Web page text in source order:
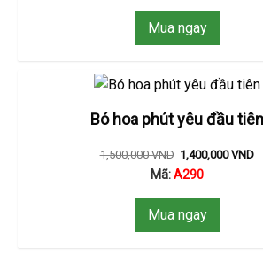
Mua ngay
Bó hoa phút yêu đầu tiên
1,500,000VND 1,400,000VND
Mã:A290
Mua ngay